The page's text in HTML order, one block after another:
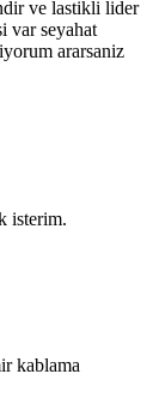
ve lastikli lider
var seyahat
ararsaniz
isterim.
kablama